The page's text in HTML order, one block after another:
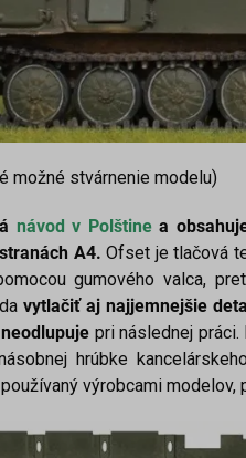
možné stvárnenie modelu)
návod v Polštinea
A4.Ofset je tlačová
gumového valca,
vytlačiť aj najjemnejšie
pri následnej práci.
hrúbke
výrobcami modelov,